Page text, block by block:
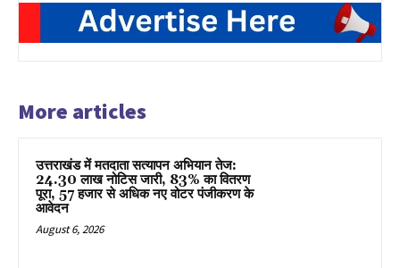
More articles
उत्तराखंड में मतदाता सत्यापन अभियान तेज:
24.30 लाख नोटिस जारी, 83% का वितरण
पूरा, 57 हजार से अधिक नए वोटर पंजीकरण के
आवेदन
August 6, 2026